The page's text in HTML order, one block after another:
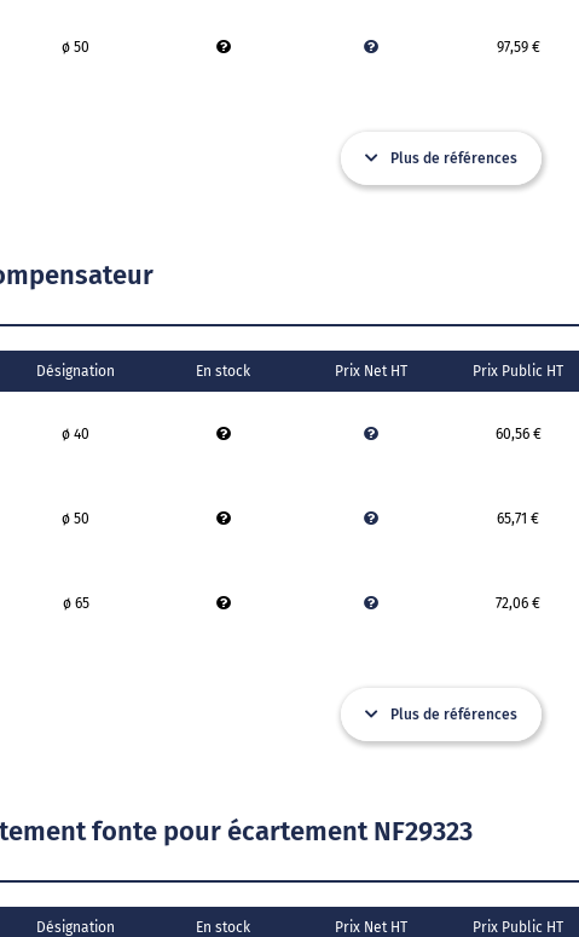
ø 50 97,59 €
Plus de références
Désignation En stock Prix Net HT Prix Public HT
ø 40 60,56 €
ø 50 65,71 €
ø 65 72,06 €
Plus de références
fonte pour écartement NF29323
Désignation En stock Prix Net HT Prix Public HT